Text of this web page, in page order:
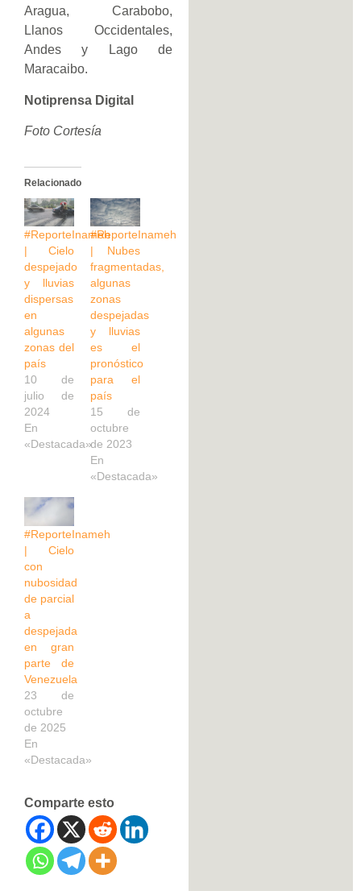
Aragua, Carabobo,
Llanos Occidentales,
Andes y Lago de
Maracaibo.
Notiprensa Digital
Foto Cortesía
Relacionado
#ReporteInameh
| Cielo
despejado
y lluvias
dispersas
en
algunas
zonas del
país
10 de
julio de
2024
En
«Destacada»
#ReporteInameh
| Nubes
fragmentadas,
algunas
zonas
despejadas
y lluvias
es el
pronóstico
para el
país
15 de
octubre
de 2023
En
«Destacada»
#ReporteInameh
| Cielo
con
nubosidad
de parcial
a
despejada
en gran
parte de
Venezuela
23 de
octubre
de 2025
En
«Destacada»
Comparte esto